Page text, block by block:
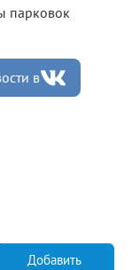
парковок
в
Добавить